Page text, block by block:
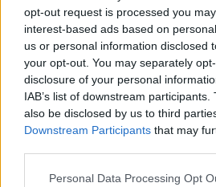
opt-out request is processed you
interest-based ads based on
us or personal information disclosed
your opt-out. You may separately
disclosure of your personal
IAB’s list of downstream
also be disclosed by us to third
Downstream Participants that may
Personal Data Processing Opt
stylową, czarną bluzkę?
mogę a bardzo takiej potrzebuje
poison_ivy
Forum:Moda i styl życia
Gdzie najchętniej kupujecie
Wolicie galerie handlowe, małe